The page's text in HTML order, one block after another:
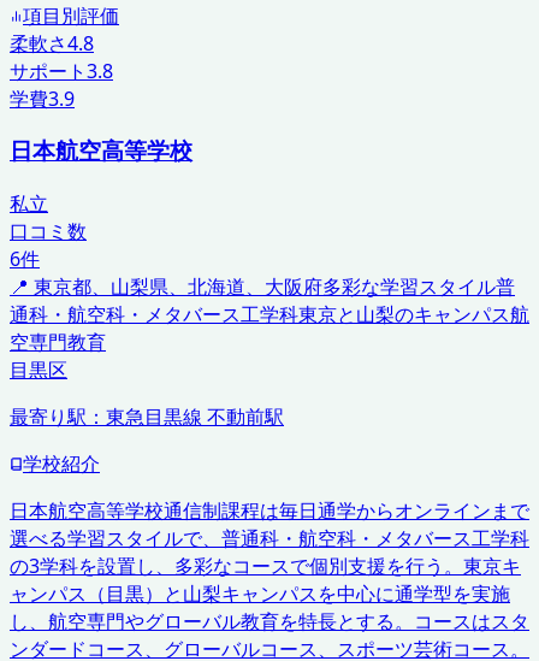
項目別評価
柔軟さ4.8
サポート3.8
学費3.9
日本航空高等学校
私立
口コミ数
6件
📍 東京都、山梨県、北海道、大阪府多彩な学習スタイル普
通科・航空科・メタバース工学科東京と山梨のキャンパス航
空専門教育
目黒区
最寄り駅： 東急目黒線 不動前駅
学校紹介
日本航空高等学校通信制課程は毎日通学からオンラインまで
選べる学習スタイルで、普通科・航空科・メタバース工学科
の3学科を設置し、多彩なコースで個別支援を行う。東京キ
ャンパス（目黒）と山梨キャンパスを中心に通学型を実施
し、航空専門やグローバル教育を特長とする。コースはスタ
ンダードコース、グローバルコース、スポーツ芸術コース。